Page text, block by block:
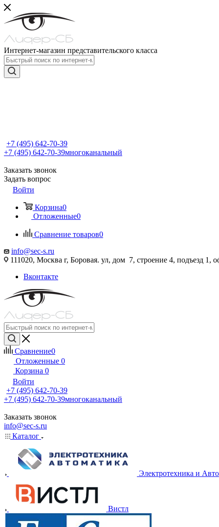
Интернет-магазин представительского класса
+7 (495) 642-70-39
+7 (495) 642-70-39многоканальный
Заказать звонок
Задать вопрос
Войти
Корзина0
Отложенные0
Сравнение товаров0
info@sec-s.ru
111020, Москва г, Боровая. ул, дом 7, строение 4, подъезд 1,
Вконтакте
Сравнение0
Отложенные 0
Корзина 0
Войти
+7 (495) 642-70-39
+7 (495) 642-70-39многоканальный
Заказать звонок
info@sec-s.ru
Каталог
Электротехника и
Вистл